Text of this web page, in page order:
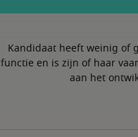
Kandidaat heeft weinig of
functie en is zijn of haar
aan het